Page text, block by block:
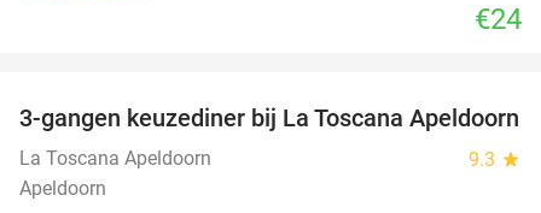
€24
40%
3-gangen keuzediner bij La Toscana Apeldoorn
La Toscana Apeldoorn 9.3 star
Apeldoorn